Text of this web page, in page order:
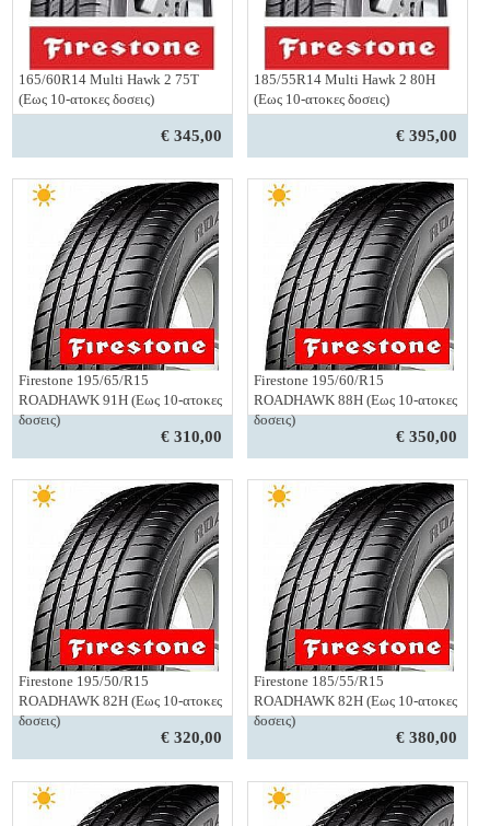
165/60R14 Multi Hawk 2 75T
(Εως 10-ατοκες δοσεις)
€ 345,00
185/55R14 Multi Hawk 2 80H
(Εως 10-ατοκες δοσεις)
€ 395,00
Firestone 195/65/R15
ROADHAWK 91H (Εως 10-ατοκες
δοσεις)
€ 310,00
Firestone 195/60/R15
ROADHAWK 88H (Εως 10-ατοκες
δοσεις)
€ 350,00
Firestone 195/50/R15
ROADHAWK 82H (Εως 10-ατοκες
δοσεις)
€ 320,00
Firestone 185/55/R15
ROADHAWK 82H (Εως 10-ατοκες
δοσεις)
€ 380,00